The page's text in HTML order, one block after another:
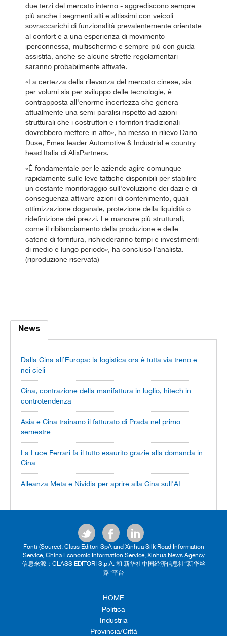
due terzi del mercato interno - aggrediscono sempre
più anche i segmenti alti e altissimi con veicoli
sovraccarichi di funzionalità prevalentemente orientate
al confort e a una esperienza di movimento
iperconnessa, multischermo e sempre più con guida
assistita, anche se alcune strette regolamentari
saranno probabilmente attivate.
«La certezza della rilevanza del mercato cinese, sia
per volumi sia per sviluppo delle tecnologie, è
contrapposta all'enorme incertezza che genera
attualmente una semi-paralisi rispetto ad azioni
strutturali che i costruttori e i fornitori tradizionali
dovrebbero mettere in atto», ha messo in rilievo Dario
Duse, Emea leader Automotive & Industrial e country
head Italia di AlixPartners.
«È fondamentale per le aziende agire comunque
rapidamente sulle leve tattiche disponibili per stabilire
un costante monitoraggio sull'evoluzione dei dazi e di
conseguenza attivare azioni di contenimento, quali
ottimizzazione doganale, protezione della liquidità o
ridefinizione dei prezzi. Le manovre più strutturali,
come il ribilanciamento della produzione e delle
catene di fornitura, richiederanno tempi e investimenti
di medio e lungo periodo», ha concluso l'analista.
(riproduzione riservata)
News
Dalla Cina all’Europa: la logistica ora è tutta via treno e
nei cieli
Cina, contrazione della manifattura in luglio, hitech in
controtendenza
Asia e Cina trainano il fatturato di Prada nel primo
semestre
La Luce Ferrari fa il tutto esaurito grazie alla domanda in
Cina
Alleanza Meta e Nividia per aprire alla Cina sull'AI
Fonti (Source): Class Editori SpA and Xinhua Silk Road Information
Service, China Economic Information Service, Xinhua News Agency
信息来源：CLASS EDITORI S.p.A. 和 新华社中国经济信息社“新华丝
路”平台
HOME
Politica
Industria
Provincia/Città